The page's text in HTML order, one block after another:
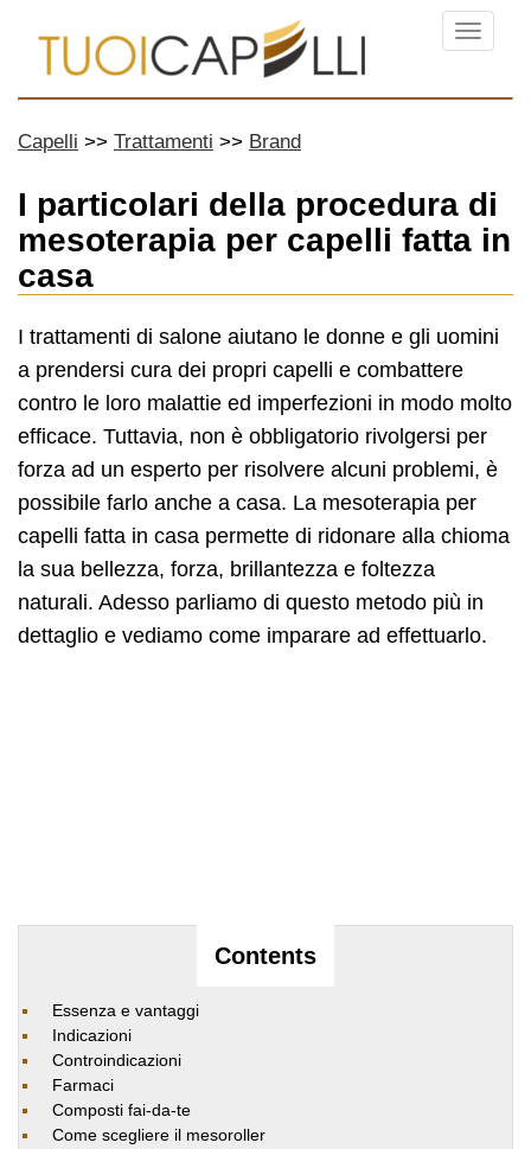
Menu
Capelli Trattamenti Brand
I particolari della procedura di
mesoterapia per capelli fatta in
casa
I trattamenti di salone aiutano le donne e gli uomini
a prendersi cura dei propri capelli e combattere
contro le loro malattie ed imperfezioni in modo molto
efficace. Tuttavia, non è obbligatorio rivolgersi per
forza ad un esperto per risolvere alcuni problemi, è
possibile farlo anche a casa. La mesoterapia per
capelli fatta in casa permette di ridonare alla chioma
la sua bellezza, forza, brillantezza e foltezza
naturali. Adesso parliamo di questo metodo più in
dettaglio e vediamo come imparare ad effettuarlo.
Contents
Essenza e vantaggi
Indicazioni
Controindicazioni
Farmaci
Composti fai-da-te
Come scegliere il mesoroller